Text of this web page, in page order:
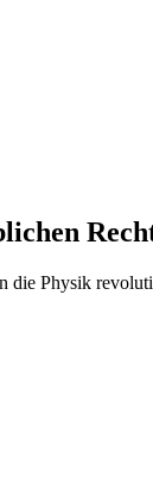
die Physik